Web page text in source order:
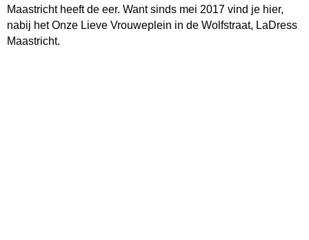
Maastricht heeft de eer. Want sinds mei 2017 vind je hier,
nabij het Onze Lieve Vrouweplein in de Wolfstraat, LaDress
Maastricht.